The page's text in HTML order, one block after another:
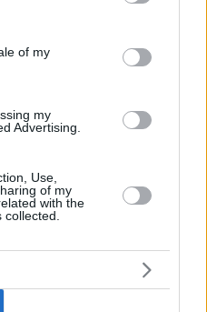
and its third-party tags to
purposes in below Google
of my
my
Advertising.
Use,
of my
with the
ΣΧΟΛΙΩΝ